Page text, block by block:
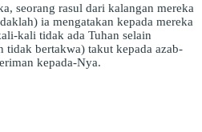
seorang rasul dari kalangan mereka
ia mengatakan kepada mereka
kali tidak ada Tuhan selain
tidak bertakwa) takut kepada azab-
kepada-Nya.